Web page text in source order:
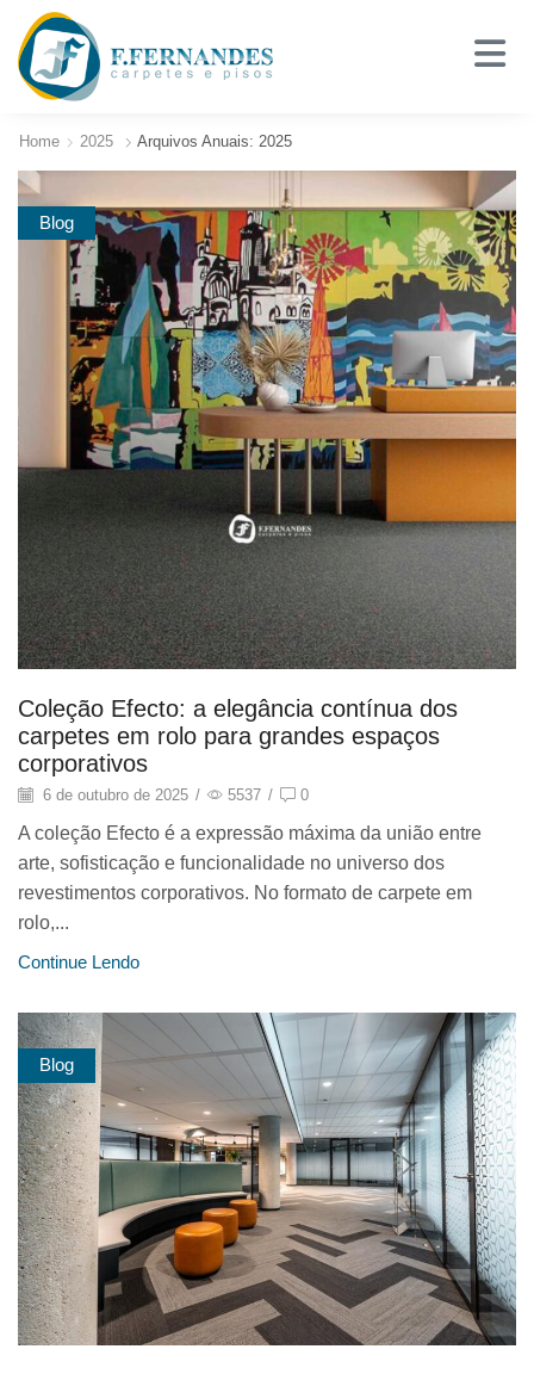
Home 2025 Arquivos Anuais: 2025
Blog
Coleção Efecto: a elegância contínua dos
carpetes em rolo para grandes espaços
corporativos
6 de outubro de 2025 / 5537 / 0
A coleção Efecto é a expressão máxima da união entre
arte, sofisticação e funcionalidade no universo dos
revestimentos corporativos. No formato de carpete em
rolo,...
Continue Lendo
Blog